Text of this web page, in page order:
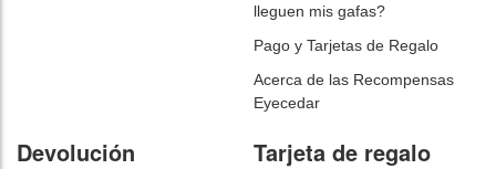
lleguen mis gafas?
Pago y Tarjetas de Regalo
Acerca de las Recompensas
Eyecedar
Devolución Tarjeta de regalo